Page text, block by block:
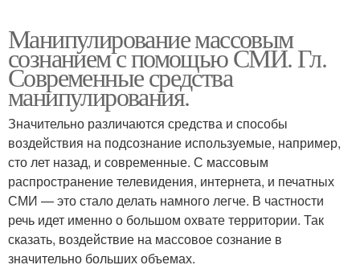
Манипулирование массовым
сознанием с помощью СМИ. Гл.
Современные средства
манипулирования.
Значительно различаются средства и способы
воздействия на подсознание используемые, например,
сто лет назад, и современные. С массовым
распространение телевидения, интернета, и печатных
СМИ — это стало делать намного легче. В частности
речь идет именно о большом охвате территории. Так
сказать, воздействие на массовое сознание в
значительно больших объемах.